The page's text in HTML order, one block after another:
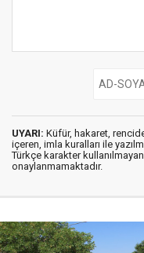
UYARI: Küfür, hakaret,
içeren, imla kuralları ile
Türkçe karakter
onaylanmamaktadır.